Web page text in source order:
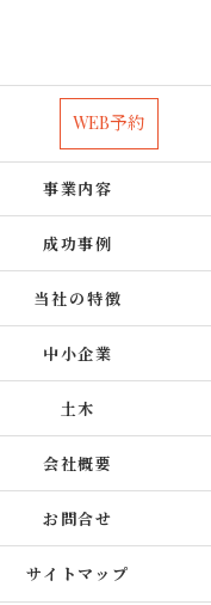
WEB予約
事業内容
成功事例
当社の特徴
中小企業
土木
会社概要
お問合せ
サイトマップ